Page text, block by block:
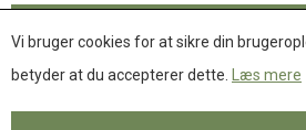
Læs mere
Vi bruger cookies for at sikre din
betyder at du accepterer dette.
Læs mere